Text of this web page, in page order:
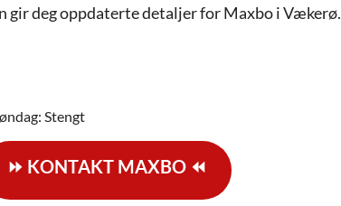
gir deg oppdaterte detaljer for Maxbo i Vækerø.
Stengt
⏩ KONTAKT MAXBO ⏪